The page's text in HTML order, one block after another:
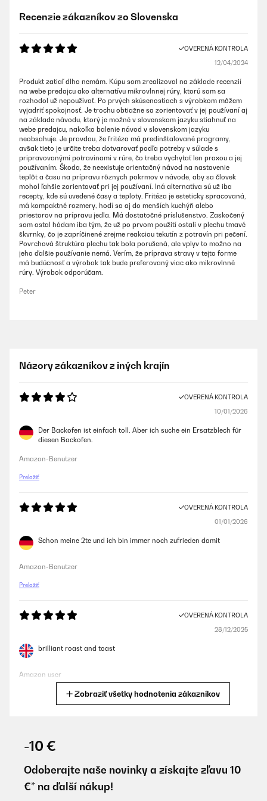
Recenzie zákazníkov zo Slovenska
OVERENÁ KONTROLA
12/04/2024
Produkt zatiaľ dlho nemám. Kúpu som zrealizoval na základe recenzií
na webe predajcu ako alternatívu mikrovlnnej rúry, ktorú som sa
rozhodol už nepoužívať. Po prvých skúsenostiach s výrobkom môžem
vyjadriť spokojnosť. Je trochu obtiažne sa zorientovať v jej používaní aj
na základe návodu, ktorý je možné v slovenskom jazyku stiahnuť na
webe predajcu, nakoľko balenie návod v slovenskom jazyku
neobsahuje. Je pravdou, že fritéza má predinštalované programy,
avšak tieto je určite treba dotvarovať podľa potreby v súlade s
pripravovanými potravinami v rúre, čo treba vychytať len praxou a jej
používaním. Škoda, že neexistuje orientačný návod na nastavenie
teplôt a času na prípravu rôznych pokrmov v návode, aby sa človek
mohol ľahšie zorientovať pri jej používaní. Iná alternatíva sú už iba
recepty, kde sú uvedené časy a teploty. Fritéza je esteticky spracovaná,
má kompaktné rozmery, hodí sa aj do menších kuchýň alebo
priestorov na prípravu jedla. Má dostatočné príslušenstvo. Zaskočený
som ostal hádam iba tým, že už po prvom použití ostali v plechu tmavé
škvrnky, čo je zapríčinené zrejme reakciou tekutín z potravín pri pečení.
Povrchová štruktúra plechu tak bola porušená, ale vplyv to možno na
jeho ďalšie používanie nemá. Verím, že príprava stravy v tejto forme
má budúcnosť a výrobok tak bude preferovaný viac ako mikrovlnné
rúry. Výrobok odporúčam.
Peter
Názory zákazníkov z iných krajín
OVERENÁ KONTROLA
10/01/2026
Der Backofen ist einfach toll. Aber ich suche ein Ersatzblech für
diesen Backofen.
Amazon-Benutzer
Preložiť
OVERENÁ KONTROLA
01/01/2026
Schon meine 2te und ich bin immer noch zufrieden damit
Amazon-Benutzer
Preložiť
OVERENÁ KONTROLA
28/12/2025
brilliant roast and toast
Amazon user
Amazon-Benutzer
Zobraziť všetky hodnotenia zákazníkov
-10 €
Odoberajte naše novinky a získajte zľavu 10
€* na ďalší nákup!